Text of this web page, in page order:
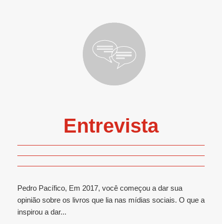
Entrevista
Pedro Pacífico, Em 2017, você começou a dar sua
opinião sobre os livros que lia nas mídias sociais. O que a
inspirou a dar...